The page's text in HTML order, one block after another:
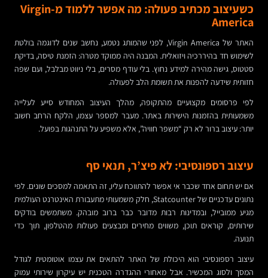
כשעיצוב מכתיב פעולה: מה אפשר ללמוד מ-Virgin
America
האתר של Virgin America, לפני שהמותג נטמע, נחשב שנים לדוגמה בולטת
לשימוש חד בהיררכיה ויזואלית. המבנה היה ממוקד מטרה: הזמנת טיסה, בדיקת
סטטוס, גישה מהירה למידע נחוץ. בלי עודף מסרים, בלי ניווט מבלבל, ועם שפה
חזותית שידעה להפנות את תשומת הלב לפעולה.
לפי פרסומים מקצועיים מהתקופה, מהלך העיצוב המחודש סייע לעלייה
משמעותית בהזמנות הישירות באתר. מעבר למספר עצמו, הלקח הרחב חשוב
יותר: עיצוב ברור לא רק “משפר חוויה”, אלא משפיע על התנהגות בפועל.
עיצוב רספונסיבי: לא פיצ’ר, תנאי סף
אם יש תחום אחד שכבר אי אפשר להתווכח עליו, זה התאמה למסכים שונים. לפי
נתונים עדכניים של Statcounter, חלק משמעותי מתעבורת האינטרנט העולמית
מגיע ממובייל, ובמדינות רבות מדובר כבר ברוב מובהק. משתמשים בודקים
שירותים, קוראים תוכן, משווים מחירים ומבצעים פעולות מהטלפון, תוך כדי
תנועה.
עיצוב רספונסיבי הוא היכולת של האתר להתאים את עצמו אוטומטית לגודל
המסך ולסוג המכשיר. אבל מאחורי ההגדרה הטכנית יש עיקרון שירותי עמוק